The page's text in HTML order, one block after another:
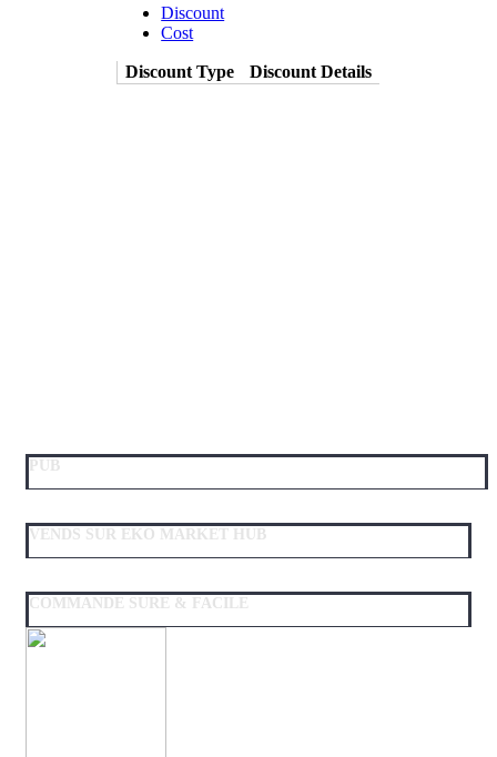
Discount
Cost
Discount Type Discount Details
PUB
VENDS SUR EKO MARKET HUB
COMMANDE SURE & FACILE